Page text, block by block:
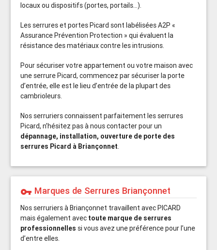
locaux ou dispositifs (portes, portails…).
Les serrures et portes Picard sont labélisées A2P «
Assurance Prévention Protection » qui évaluent la
résistance des matériaux contre les intrusions.
Pour sécuriser votre appartement ou votre maison avec
une serrure Picard, commencez par sécuriser la porte
d’entrée, elle est le lieu d’entrée de la plupart des
cambrioleurs.
Nos serruriers connaissent parfaitement les serrures
Picard, n’hésitez pas à nous contacter pour un
dépannage, installation, ouverture de porte des
serrures Picard à Briançonnet.
vpn_key Marques de Serrures Briançonnet
Nos serruriers à Briançonnet travaillent avec PICARD
mais également avec toute marque de serrures
professionnelles si vous avez une préférence pour l’une
d’entre elles.